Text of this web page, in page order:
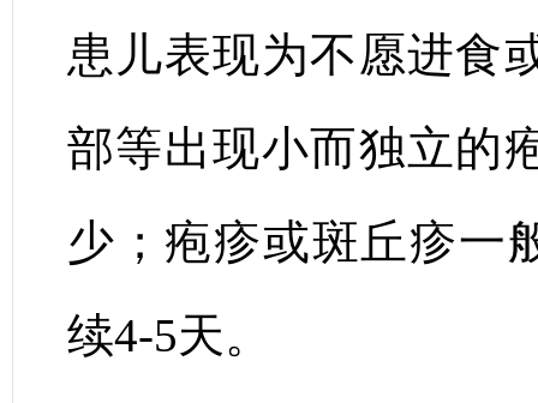
患儿表现为不愿进食
部等出现小而独立的
少；疱疹或斑丘疹一
续4-5天。